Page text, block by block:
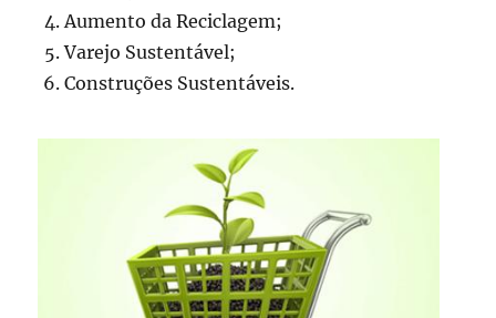
Aumento da Reciclagem;
Varejo Sustentável;
Construções Sustentáveis.